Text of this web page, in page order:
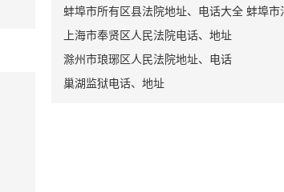
蚌埠市所有区县法院地址、电话大全 蚌埠市
上海市奉贤区人民法院电话、地址
滁州市琅琊区人民法院地址、电话
巢湖监狱电话、地址